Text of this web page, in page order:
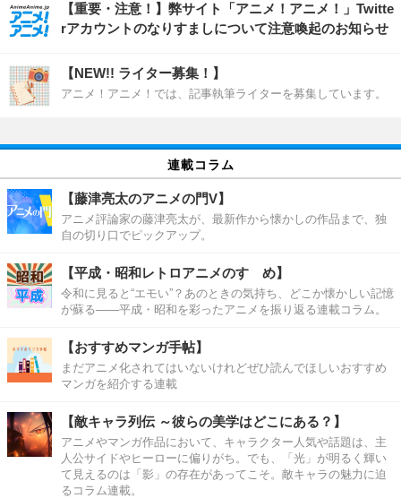
【重要・注意！】弊サイト「アニメ！アニメ！」Twitte
rアカウントのなりすましについて注意喚起のお知らせ
【NEW!! ライター募集！】
アニメ！アニメ！では、記事執筆ライターを募集しています。
連載コラム
【藤津亮太のアニメの門V】
アニメ評論家の藤津亮太が、最新作から懐かしの作品まで、独
自の切り口でピックアップ。
【平成・昭和レトロアニメのすゝめ】
令和に見ると“エモい”？あのときの気持ち、どこか懐かしい記憶
が蘇る――平成・昭和を彩ったアニメを振り返る連載コラム。
【おすすめマンガ手帖】
まだアニメ化されてはいないけれどぜひ読んでほしいおすすめ
マンガを紹介する連載
【敵キャラ列伝 ～彼らの美学はどこにある？】
アニメやマンガ作品において、キャラクター人気や話題は、主
人公サイドやヒーローに偏りがち。でも、「光」が明るく輝い
て見えるのは「影」の存在があってこそ。敵キャラの魅力に迫
るコラム連載。